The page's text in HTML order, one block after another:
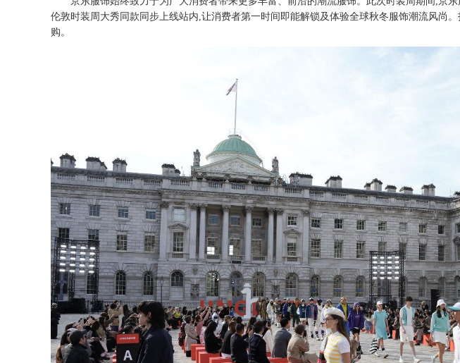
伦敦时装周大秀同款同步上线站内,让消费者第一时间即能解锁及体验全球秋冬服饰潮流风尚
购。